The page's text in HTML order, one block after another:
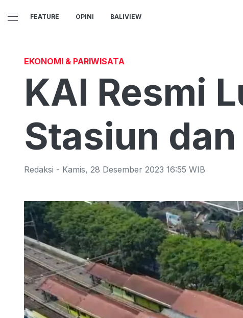
FEATURE OPINI BALIVIEW
EKONOMI & PARIWISATA
KAI Resmi
Stasiun
Redaksi - Kamis, 28 Desember 2023 16:55 WIB